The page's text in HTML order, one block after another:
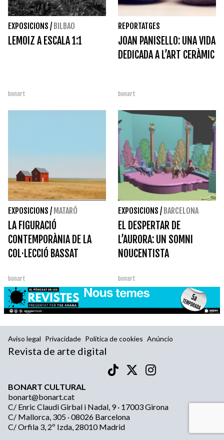
EXPOSICIONS / BILBAO
LEMOIZ A ESCALA 1:1
bonart
REPORTATGES
JOAN PANISELLO: UNA VIDA
DEDICADA A L’ART CERÀMIC
bonart
EXPOSICIONS / MATARÓ
LA FIGURACIÓ
CONTEMPORÀNIA DE LA
COL·LECCIÓ BASSAT
bonart
EXPOSICIONS / BARCELONA
EL DESPERTAR DE
L’AURORA: UN SOMNI
NOUCENTISTA
bonart
Aviso legal Privacidade Política de cookies Anúncio
Revista de arte digital
BONART CULTURAL
bonart@bonart.cat
C/ Enric Claudi Girbal i Nadal, 9 · 17003 Girona
C/ Mallorca, 305 · 08026 Barcelona
C/ Orfila 3, 2º Izda, 28010 Madrid